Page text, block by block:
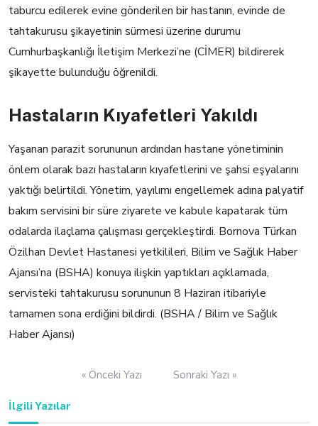
taburcu edilerek evine gönderilen bir hastanın, evinde de
tahtakurusu şikayetinin sürmesi üzerine durumu
Cumhurbaşkanlığı İletişim Merkezi’ne (CİMER) bildirerek
şikayette bulunduğu öğrenildi.
Hastaların Kıyafetleri Yakıldı
Yaşanan parazit sorununun ardından hastane yönetiminin
önlem olarak bazı hastaların kıyafetlerini ve şahsi eşyalarını
yaktığı belirtildi. Yönetim, yayılımı engellemek adına palyatif
bakım servisini bir süre ziyarete ve kabule kapatarak tüm
odalarda ilaçlama çalışması gerçekleştirdi. Bornova Türkan
Özilhan Devlet Hastanesi yetkilileri, Bilim ve Sağlık Haber
Ajansı’na (BSHA) konuya ilişkin yaptıkları açıklamada,
servisteki tahtakurusu sorununun 8 Haziran itibariyle
tamamen sona erdiğini bildirdi. (BSHA / Bilim ve Sağlık
Haber Ajansı)
« Önceki Yazı Sonraki Yazı »
İlgili Yazılar